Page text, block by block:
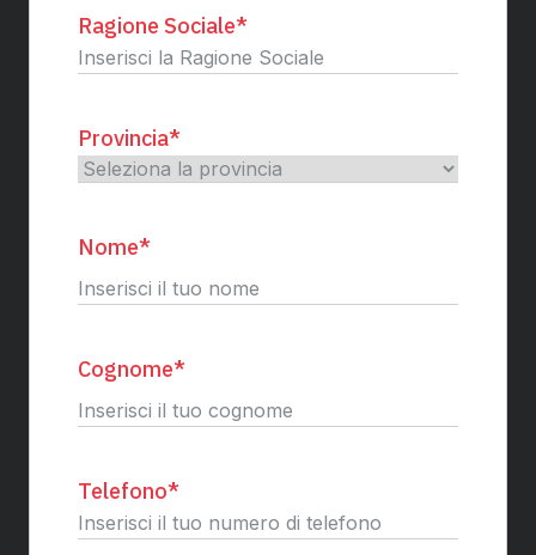
Ragione Sociale*
Provincia*
Nome*
Cognome*
Telefono*